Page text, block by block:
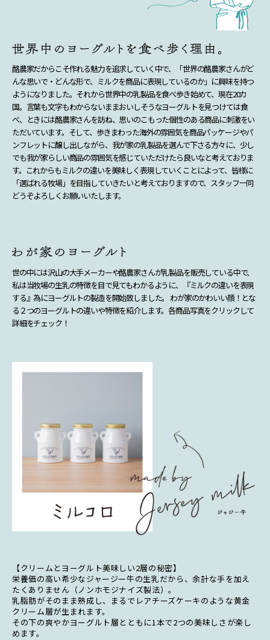
酪農家だからこそ作れる魅力を追求していく中で、「世界の酪農家さんがど
んな思いで・どんな形で、ミルクを商品に表現しているのか」に興味を持つ
ようになりました。それから世界中の乳製品を食べ歩き始めて、現在20カ
国。言葉も文字もわからないままおいしそうなヨーグルトを見つけては食
べ、ときには酪農家さんを訪ね、思いのこもった個性のある商品に刺激をい
ただいています。そして、歩きまわった海外の雰囲気を商品パッケージやパ
ンフレットに醸し出しながら、我が家の乳製品を選んで下さる方々に、少し
でも我が家らしい商品の雰囲気を感じていただけたら良いなと考えておりま
す。これからもミルクの違いを美味しく表現していくことによって、皆様に
「選ばれる牧場」を目指していきたいと考えておりますので、スタッフ一同
どうぞよろしくお願いいたします。
世の中には沢山の大手メーカーや酪農家さんが乳製品を販売している中で、
私は当牧場の生乳の特徴を目で見てもわかるように、『ミルクの違いを表現
する』為にヨーグルトの製造を開始致しました。 わが家のかわいい顔！とな
る２つのヨーグルトの違いや特徴を紹介します。各商品写真をクリックして
詳細をチェック！
【クリームとヨーグルト美味しい2層の秘密】
栄養価の高い希少なジャージー牛の生乳だから、余計な手を加え
たくありません（ノンホモジナイズ製法）。
乳脂肪がそのまま熟成し、まるでレアチーズケーキのような黄金
クリーム層が生まれます。
その下の爽やかヨーグルト層とともに1本で2つの美味しさが楽し
めます。